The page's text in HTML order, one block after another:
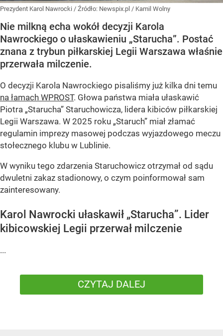
Prezydent Karol Nawrocki / Źródło: Newspix.pl / Kamil Wolny
Nie milkną echa wokół decyzji Karola
Nawrockiego o ułaskawieniu „Starucha”. Postać
znana z trybun piłkarskiej Legii Warszawa właśnie
przerwała milczenie.
O decyzji Karola Nawrockiego pisaliśmy już kilka dni temu
na łamach WPROST. Głowa państwa miała ułaskawić
Piotra „Starucha” Staruchowicza, lidera kibiców piłkarskiej
Legii Warszawa. W 2025 roku „Staruch” miał złamać
regulamin imprezy masowej podczas wyjazdowego meczu
stołecznego klubu w Lublinie.
W wyniku tego zdarzenia Staruchowicz otrzymał od sądu
dwuletni zakaz stadionowy, o czym poinformował sam
zainteresowany.
Karol Nawrocki ułaskawił „Starucha”. Lider
kibicowskiej Legii przerwał milczenie
...
CZYTAJ DALEJ